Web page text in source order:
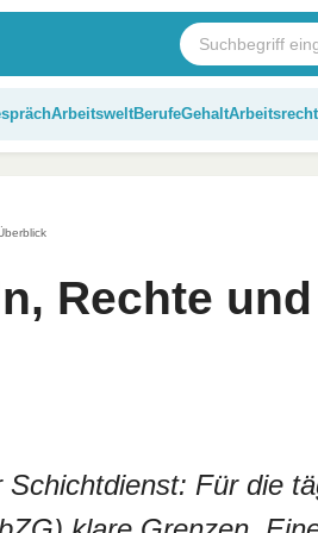
ArbeitsweltBerufeGehaltArbeitsrecht
Rechte
Für die